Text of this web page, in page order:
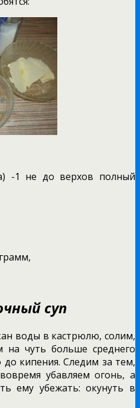
-1 не до верхов полный
суп
воды в кастрюлю, солим,
на чуть больше среднего
кипения. Следим за тем,
убавляем огонь, а
ему убежать: окунуть в